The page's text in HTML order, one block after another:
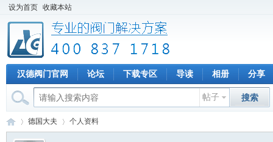
设为首页 收藏本站
汉德阀门官网 论坛 下载专区 导读 相册 分享
帖子 搜索
德国大夫 个人资料